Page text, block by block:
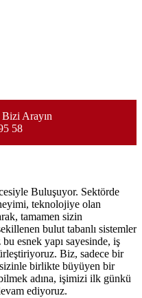
Arayın
58
Buluşuyor. Sektörde
teknolojiye olan
tamamen sizin
bulut tabanlı sistemler
esnek yapı sayesinde, iş
Biz, sadece bir
sizinle birlikte büyüyen bir
adına, işimizi ilk günkü
ediyoruz.